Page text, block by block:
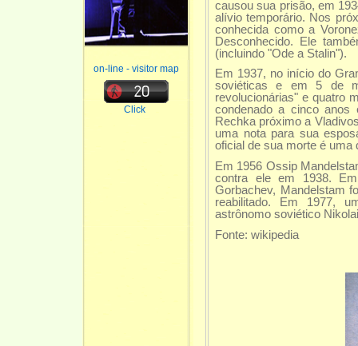
on-line - visitor map
Click
causou sua prisão, em
alívio temporário. Nos
conhecida como a
Desconhecido. Ele
(incluindo "Ode a Stalin").
Em 1937, no início do
soviéticas e em 5 de
revolucionárias" e quatro
condenado a cinco anos
Rechka próximo a
uma nota para sua
oficial de sua morte é uma
Em 1956 Ossip
contra ele em 1938.
Gorbachev, Mandelstam
reabilitado. Em 1977,
astrônomo soviético
Fonte: wikipedia